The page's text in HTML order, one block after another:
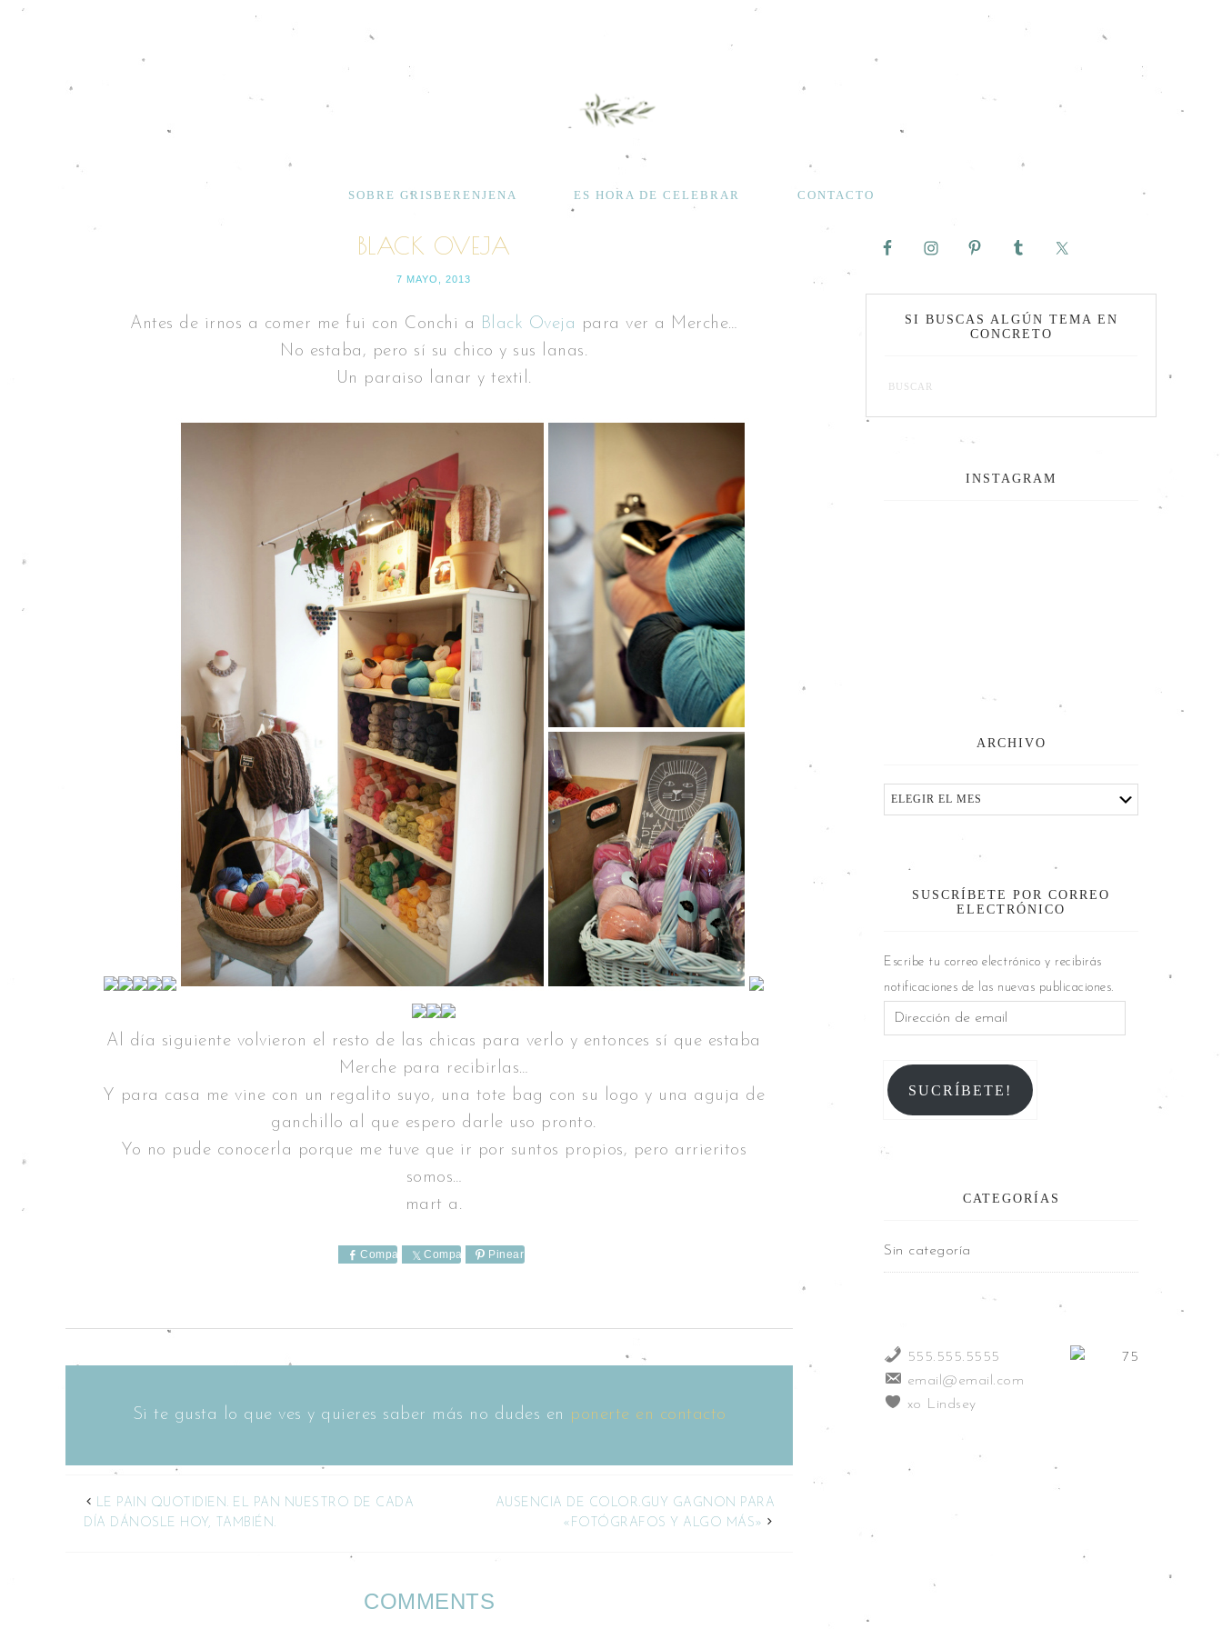
SOBRE GRISBERENJENA ES HORA DE CELEBRAR CONTACTO
BLACK OVEJA
7 MAYO, 2013
Antes de irnos a comer me fui con Conchi a Black Oveja para ver a Merche…
No estaba, pero sí su chico y sus lanas.
Un paraiso lanar y textil.
Al día siguiente volvieron el resto de las chicas para verlo y entonces sí que estaba
Merche para recibirlas…
Y para casa me vine con un regalito suyo, una tote bag con su logo y una aguja de
ganchillo al que espero darle uso pronto.
Yo no pude conocerla porque me tuve que ir por suntos propios, pero arrieritos
somos…
mart a.
Comparte Comparte Pinear
Si te gusta lo que ves y quieres saber más no dudes en ponerte en contacto
LE PAIN QUOTIDIEN. EL PAN NUESTRO DE CADA
DÍA DÁNOSLE HOY, TAMBIÉN.
AUSENCIA DE COLOR.GUY GAGNON PARA
«FOTÓGRAFOS Y ALGO MÁS»
COMMENTS
SI BUSCAS ALGÚN TEMA EN
CONCRETO
INSTAGRAM
ARCHIVO
SUSCRÍBETE POR CORREO
ELECTRÓNICO
Escribe tu correo electrónico y recibirás
notificaciones de las nuevas publicaciones.
SUCRÍBETE!
CATEGORÍAS
Sin categoría
555.555.5555
email@email.com
xo Lindsey